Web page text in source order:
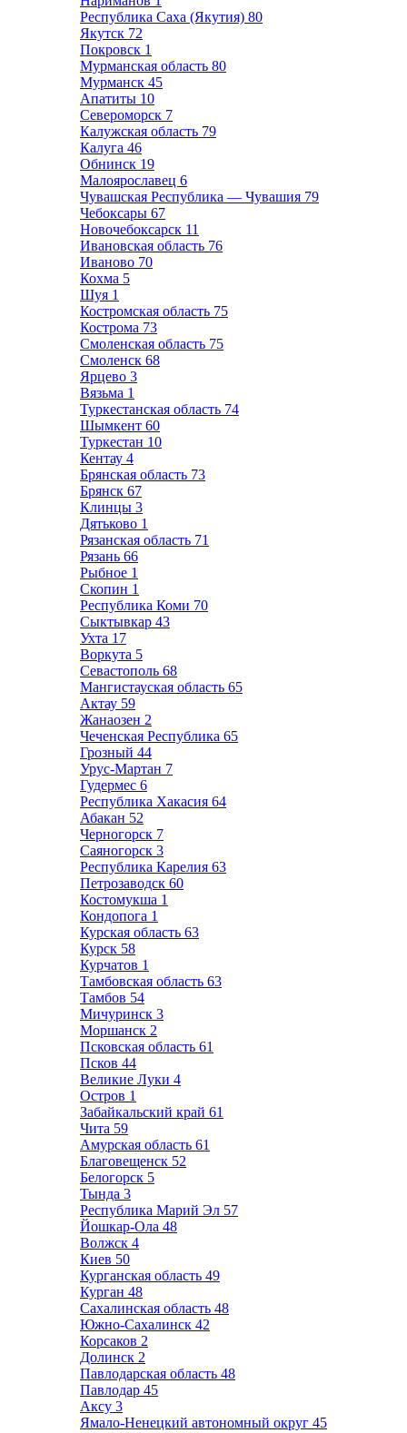
Республика Саха (Якутия) 80
Якутск 72
Покровск 1
Мурманская область 80
Мурманск 45
Апатиты 10
Североморск 7
Калужская область 79
Калуга 46
Обнинск 19
Малоярославец 6
Чувашская Республика — Чувашия 79
Чебоксары 67
Новочебоксарск 11
Ивановская область 76
Иваново 70
Кохма 5
Шуя 1
Костромская область 75
Кострома 73
Смоленская область 75
Смоленск 68
Ярцево 3
Вязьма 1
Туркестанская область 74
Шымкент 60
Туркестан 10
Кентау 4
Брянская область 73
Брянск 67
Клинцы 3
Дятьково 1
Рязанская область 71
Рязань 66
Рыбное 1
Скопин 1
Республика Коми 70
Сыктывкар 43
Ухта 17
Воркута 5
Севастополь 68
Мангистауская область 65
Актау 59
Жанаозен 2
Чеченская Республика 65
Грозный 44
Урус-Мартан 7
Гудермес 6
Республика Хакасия 64
Абакан 52
Черногорск 7
Саяногорск 3
Республика Карелия 63
Петрозаводск 60
Костомукша 1
Кондопога 1
Курская область 63
Курск 58
Курчатов 1
Тамбовская область 63
Тамбов 54
Мичуринск 3
Моршанск 2
Псковская область 61
Псков 44
Великие Луки 4
Остров 1
Забайкальский край 61
Чита 59
Амурская область 61
Благовещенск 52
Белогорск 5
Тында 3
Республика Марий Эл 57
Йошкар-Ола 48
Волжск 4
Киев 50
Курганская область 49
Курган 48
Сахалинская область 48
Южно-Сахалинск 42
Корсаков 2
Долинск 2
Павлодарская область 48
Павлодар 45
Аксу 3
Ямало-Ненецкий автономный округ 45